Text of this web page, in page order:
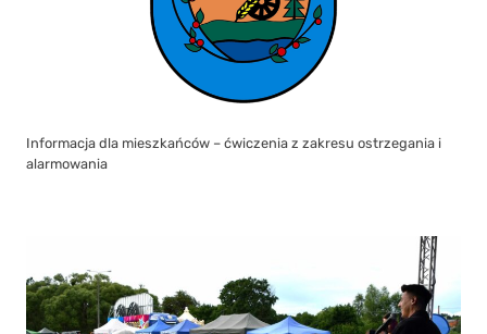
Informacja dla mieszkańców – ćwiczenia z zakresu ostrzegania i
alarmowania